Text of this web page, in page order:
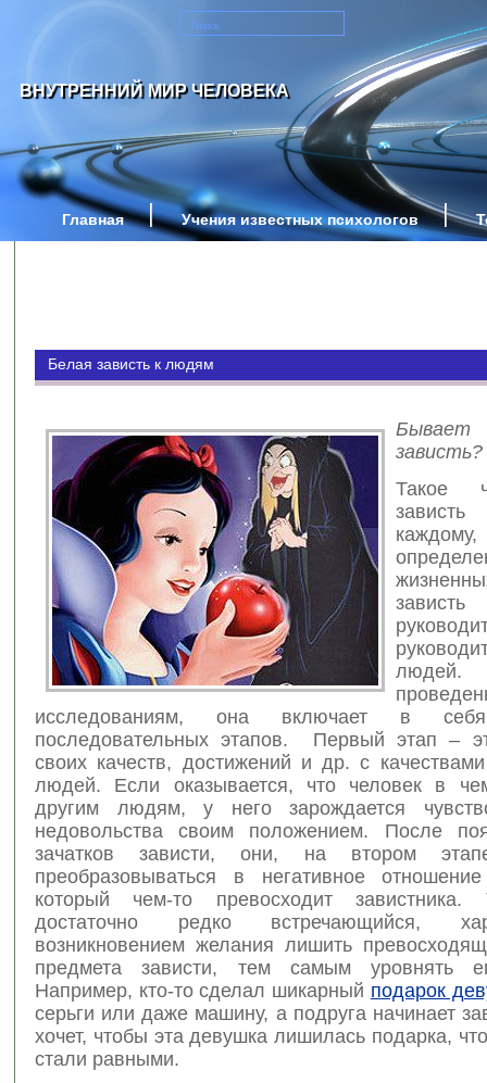
ВНУТРЕННИЙ МИР ЧЕЛОВЕКА
Главная Учения известных психологов
Белая зависть к людям
зависть?
Такое
зависть
людей.
исследованиям, она включает в себя
последовательных этапов. Первый этап –
своих качеств, достижений и др. с
людей. Если оказывается, что человек в
другим людям, у него зарождается
недовольства своим положением. После
зачатков зависти, они, на втором
преобразовываться в негативное
который чем-то превосходит завистника.
достаточно редко встречающийся,
возникновением желания лишить
предмета зависти, тем самым уровнять
Например, кто-то сделал шикарный подарок
серьги или даже машину, а подруга начинает
хочет, чтобы эта девушка лишилась подарка,
стали равными.